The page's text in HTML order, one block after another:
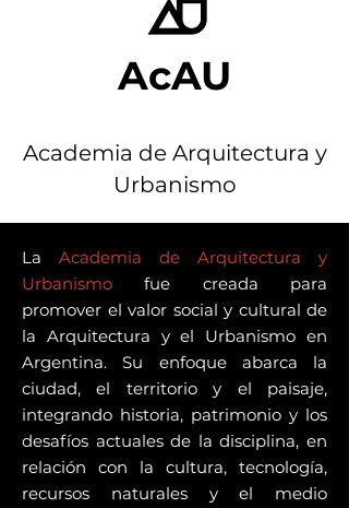
AcAU
Academia de Arquitectura y
Urbanismo
La Academia de Arquitectura y
Urbanismo fue creada para
promover el valor social y cultural de
la Arquitectura y el Urbanismo en
Argentina. Su enfoque abarca la
ciudad, el territorio y el paisaje,
integrando historia, patrimonio y los
desafíos actuales de la disciplina, en
relación con la cultura, tecnología,
recursos naturales y el medio